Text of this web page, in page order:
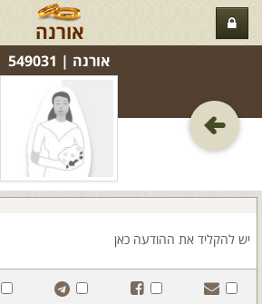
אורנה
אורנה‏ | 549031